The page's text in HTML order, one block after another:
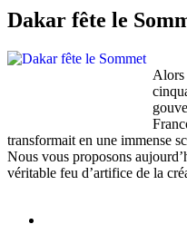
Dakar fête le
Alors
transformait en une immense
Nous vous proposons
véritable feu d’artifice de la